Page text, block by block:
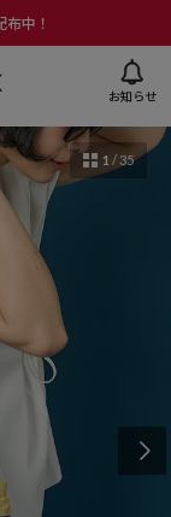
中！
お知らせ
1 / 35